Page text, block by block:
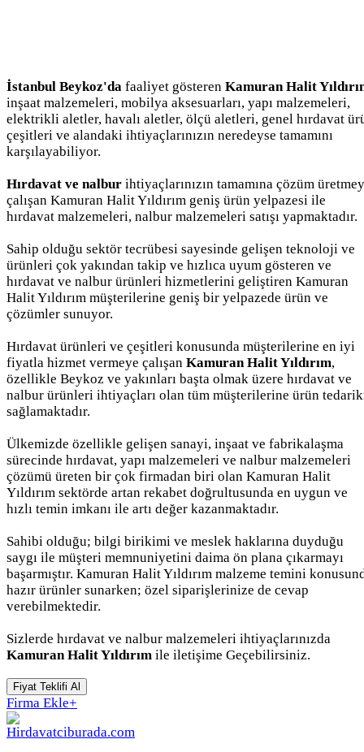
İstanbul Beykoz'da faaliyet gösteren Kamuran Halit
inşaat malzemeleri, mobilya aksesuarları, yapı malzemeleri,
elektrikli aletler, havalı aletler, ölçü aletleri, genel hırdavat
çeşitleri ve alandaki ihtiyaçlarınızın neredeyse tamamını
karşılayabiliyor.
Hırdavat ve nalbur ihtiyaçlarınızın tamamına çözüm
çalışan Kamuran Halit Yıldırım geniş ürün yelpazesi ile
hırdavat malzemeleri, nalbur malzemeleri satışı yapmaktadır.
Sahip olduğu sektör tecrübesi sayesinde gelişen teknoloji ve
ürünleri çok yakından takip ve hızlıca uyum gösteren ve
hırdavat ve nalbur ürünleri hizmetlerini geliştiren Kamuran
Halit Yıldırım müşterilerine geniş bir yelpazede ürün ve
çözümler sunuyor.
Hırdavat ürünleri ve çeşitleri konusunda müşterilerine en iyi
fiyatla hizmet vermeye çalışan Kamuran Halit Yıldırım,
özellikle Beykoz ve yakınları başta olmak üzere hırdavat ve
nalbur ürünleri ihtiyaçları olan tüm müşterilerine ürün
sağlamaktadır.
Ülkemizde özellikle gelişen sanayi, inşaat ve fabrikalaşma
sürecinde hırdavat, yapı malzemeleri ve nalbur malzemeleri
çözümü üreten bir çok firmadan biri olan Kamuran Halit
Yıldırım sektörde artan rekabet doğrultusunda en uygun ve
hızlı temin imkanı ile artı değer kazanmaktadır.
Sahibi olduğu; bilgi birikimi ve meslek haklarına duyduğu
saygı ile müşteri memnuniyetini daima ön plana çıkarmayı
başarmıştır. Kamuran Halit Yıldırım malzeme temini
hazır ürünler sunarken; özel siparişlerinize de cevap
verebilmektedir.
Sizlerde hırdavat ve nalbur malzemeleri ihtiyaçlarınızda
Kamuran Halit Yıldırım ile iletişime Geçebilirsiniz.
Fiyat Teklifi Al
Firma Ekle+